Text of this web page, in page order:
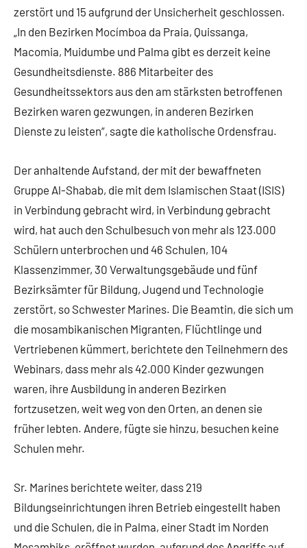
zerstört und 15 aufgrund der Unsicherheit geschlossen.
„In den Bezirken Mocímboa da Praia, Quissanga,
Macomia, Muidumbe und Palma gibt es derzeit keine
Gesundheitsdienste. 886 Mitarbeiter des
Gesundheitssektors aus den am stärksten betroffenen
Bezirken waren gezwungen, in anderen Bezirken
Dienste zu leisten“, sagte die katholische Ordensfrau.
Der anhaltende Aufstand, der mit der bewaffneten
Gruppe Al-Shabab, die mit dem Islamischen Staat (ISIS)
in Verbindung gebracht wird, in Verbindung gebracht
wird, hat auch den Schulbesuch von mehr als 123.000
Schülern unterbrochen und 46 Schulen, 104
Klassenzimmer, 30 Verwaltungsgebäude und fünf
Bezirksämter für Bildung, Jugend und Technologie
zerstört, so Schwester Marines. Die Beamtin, die sich um
die mosambikanischen Migranten, Flüchtlinge und
Vertriebenen kümmert, berichtete den Teilnehmern des
Webinars, dass mehr als 42.000 Kinder gezwungen
waren, ihre Ausbildung in anderen Bezirken
fortzusetzen, weit weg von den Orten, an denen sie
früher lebten. Andere, fügte sie hinzu, besuchen keine
Schulen mehr.
Sr. Marines berichtete weiter, dass 219
Bildungseinrichtungen ihren Betrieb eingestellt haben
und die Schulen, die in Palma, einer Stadt im Norden